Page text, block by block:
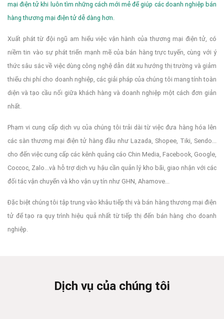
mại điện tử khi luôn tìm những cách mới mẻ để giúp các doanh nghiệp bán
hàng thương mại điện tử dễ dàng hơn.
Xuất phát từ đội ngũ am hiểu việc vận hành của thương mại điện tử, có
niềm tin vào sự phát triển mạnh mẽ của bán hàng trực tuyến, cùng với ý
thức sâu sắc về việc dùng công nghệ dẫn dắt xu hướng thị trường và giảm
thiểu chi phí cho doanh nghiệp, các giải pháp của chúng tôi mang tính toàn
diện và tạo cầu nối giữa khách hàng và doanh nghiệp một cách đơn giản
nhất.
Phạm vi cung cấp dịch vụ của chúng tôi trải dài từ việc đưa hàng hóa lên
các sàn thương mại điện tử hàng đầu như Lazada, Shopee, Tiki, Sendo...
cho đến việc cung cấp các kênh quảng cáo Chin Media, Facebook, Google,
Coccoc, Zalo...và hỗ trợ dịch vụ hậu cần quản lý kho bãi, giao nhận với các
đối tác vận chuyển và kho vận uy tín như GHN, Ahamove...
Đặc biệt chúng tôi tập trung vào khâu tiếp thị và bán hàng thương mại điện
tử để tạo ra quy trình hiệu quả nhất từ tiếp thị đến bán hàng cho doanh
nghiệp.
Dịch vụ của chúng tôi